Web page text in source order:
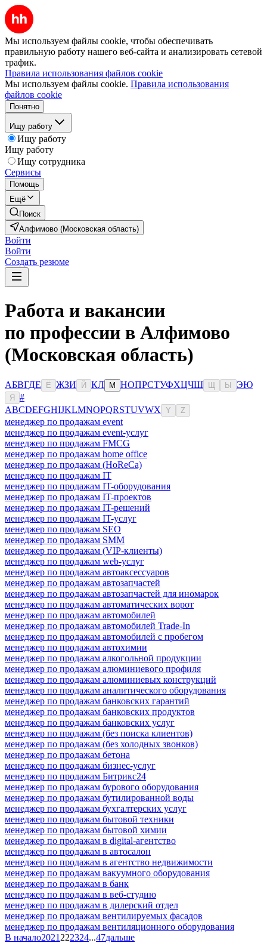
Мы используем файлы cookie, чтобы обеспечивать
правильную работу нашего веб-сайта и анализировать сетевой
трафик.
Правила использования файлов cookie
Мы используем файлы cookie. Правила использования
файлов cookie
Понятно
Ищу работу
Ищу работу
Ищу работу
Ищу сотрудника
Сервисы
Помощь
Ещё
Поиск
Алфимово (Московская область)
Войти
Войти
Создать резюме
Работа и вакансии
по профессии в Алфимово
(Московская область)
АБВГДЕ Ё ЖЗИ Й КЛ М НОПРСТУФХЦЧШ Ы ЭЮ
Я
#
ABCDEFGHIJKLMNOPQRSTUVWX Y Z
менеджер по продажам event
менеджер по продажам event-услуг
менеджер по продажам FMCG
менеджер по продажам home office
менеджер по продажам (HoReCa)
менеджер по продажам IT
менеджер по продажам IT-оборудования
менеджер по продажам IT-проектов
менеджер по продажам IT-решений
менеджер по продажам IT-услуг
менеджер по продажам SEO
менеджер по продажам SMM
менеджер по продажам (VIP-клиенты)
менеджер по продажам web-услуг
менеджер по продажам автоаксессуаров
менеджер по продажам автозапчастей
менеджер по продажам автозапчастей для иномарок
менеджер по продажам автоматических ворот
менеджер по продажам автомобилей
менеджер по продажам автомобилей Trade-In
менеджер по продажам автомобилей с пробегом
менеджер по продажам автохимии
менеджер по продажам алкогольной продукции
менеджер по продажам алюминиевого профиля
менеджер по продажам алюминиевых конструкций
менеджер по продажам аналитического оборудования
менеджер по продажам банковских гарантий
менеджер по продажам банковских продуктов
менеджер по продажам банковских услуг
менеджер по продажам (без поиска клиентов)
менеджер по продажам (без холодных звонков)
менеджер по продажам бетона
менеджер по продажам бизнес-услуг
менеджер по продажам Битрикс24
менеджер по продажам бурового оборудования
менеджер по продажам бутилированной воды
менеджер по продажам бухгалтерских услуг
менеджер по продажам бытовой техники
менеджер по продажам бытовой химии
менеджер по продажам в digital-агентство
менеджер по продажам в автосалон
менеджер по продажам в агентство недвижимости
менеджер по продажам вакуумного оборудования
менеджер по продажам в банк
менеджер по продажам в веб-студию
менеджер по продажам в дилерский отдел
менеджер по продажам вентилируемых фасадов
менеджер по продажам вентиляционного оборудования
В начало2021 222324...47дальше